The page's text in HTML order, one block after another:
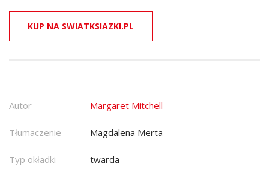
KUP NA SWIATKSIAZKI.PL
Autor Margaret Mitchell
Tłumaczenie Magdalena Merta
Typ okładki twarda